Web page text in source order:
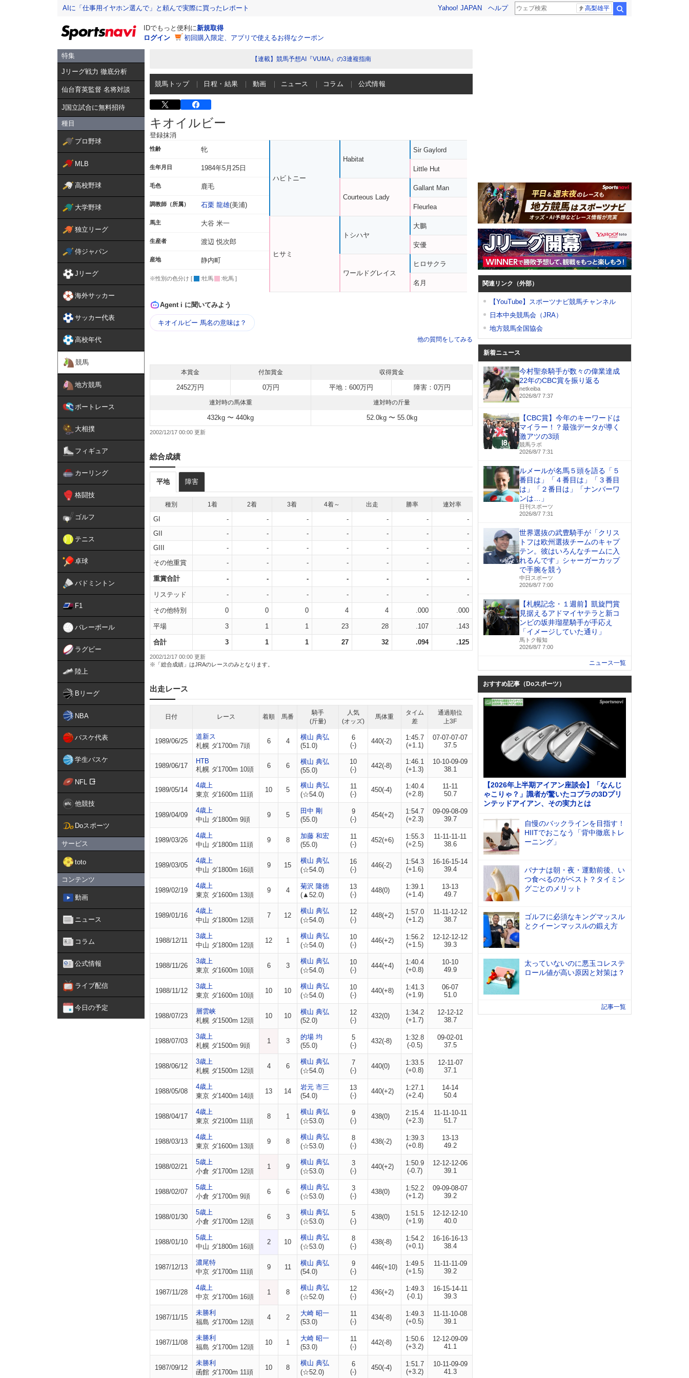
AIに「仕事用イヤホン選んで」と頼んで実際に買ったレポート Yahoo! JAPAN ヘルプ 高梨雄平
IDでもっと便利に新規取得
ログイン
初回購入限定、アプリで使えるお得なクーポン
特集
Jリーグ戦力 徹底分析
仙台育英監督 名将対談
J国立試合に無料招待
種目
プロ野球
MLB
高校野球
大学野球
独立リーグ
侍ジャパン
Jリーグ
海外サッカー
サッカー代表
高校年代
競馬
地方競馬
ボートレース
大相撲
フィギュア
カーリング
格闘技
ゴルフ
テニス
卓球
バドミントン
F1
バレーボール
ラグビー
陸上
Bリーグ
NBA
バスケ代表
学生バスケ
NFL
他競技
Doスポーツ
サービス
toto
コンテンツ
動画
ニュース
コラム
公式情報
ライブ配信
今日の予定
【連載】競馬予想AI『VUMA』の3連複指南
競馬トップ 日程・結果 動画 ニュース コラム 公式情報
キオイルビー
登録抹消
性齢 牝
生年月日 1984年5月25日
毛色 鹿毛
調教師（所属） 石栗 龍雄(美浦)
馬主 大谷 米一
生産者 渡辺 悦次郎
産地 静内町
※性別の色分け [ :牡馬 :牝馬 ]
ハビトニー
ヒサミ
Habitat
Courteous Lady
トシハヤ
ワールドグレイス
Sir Gaylord
Little Hut
Gallant Man
Fleurlea
大鵬
安優
ヒロサクラ
名月
Agent i に聞いてみよう
キオイルビー 馬名の意味は？
他の質問をしてみる
本賞金 付加賞金 収得賞金
2452万円 0万円 平地：600万円 障害：0万円
連対時の馬体重 連対時の斤量
432kg 〜 440kg 52.0kg 〜 55.0kg
2002/12/17 00:00
総合成績
平地 障害
種別 1着 2着 3着 4着～ 出走 勝率 連対率
GI - - - - - -
-
GII
- - - - - -
-
GIII
- - - - - -
-
その他重賞
- - - - - - -
重賞合計 - - - - - - -
リステッド - - - - - - -
その他特別 0 0 0 4 4 .000 .000
平場 3 1 1 23 28 .107 .143
合計 3 1 1 27 32 .094 .125
2002/12/17 00:00 更新
※「総合成績」はJRAのレースのみとなります。
出走レース
日付 レース 着順 馬番
騎手
(斤量)
人気
(オッズ)
馬体重
タイム
差
通過順位
上3F
1989/06/25
道新ス
札幌 ダ1700m 7頭
6 4
横山 典弘
(51.0)
6
(-)
440(-2)
1:45.7
(+1.1)
07-07-07-07
37.5
1989/06/17
HTB
札幌 ダ1700m 10頭
6 6
横山 典弘
(55.0)
10
(-)
442(-8)
1:46.1
(+1.3)
10-10-09-09
38.1
1989/05/14
4歳上
東京 ダ1600m 11頭
10 5
横山 典弘
(☆54.0)
11
(-)
450(-4)
1:40.4
(+2.8)
11-11
50.7
1989/04/09
4歳上
中山 ダ1800m 9頭
9 5
田中 剛
(55.0)
9
(-)
454(+2)
1:54.7
(+2.3)
09-09-08-09
39.7
1989/03/26
4歳上
中山 ダ1800m 11頭
9 8
加藤 和宏
(55.0)
11
(-)
452(+6)
1:55.3
(+2.5)
11-11-11-11
38.6
1989/03/05
4歳上
中山 ダ1800m 16頭
9 15
横山 典弘
(☆54.0)
16
(-)
446(-2)
1:54.3
(+1.6)
16-16-15-14
39.4
1989/02/19
4歳上
東京 ダ1600m 13頭
9 4
菊沢 隆徳
(▲52.0)
13
(-)
448(0)
1:39.1
(+1.4)
13-13
49.7
1989/01/16
4歳上
中山 ダ1800m 12頭
7 12
横山 典弘
(☆54.0)
12
(-)
448(+2)
1:57.0
(+1.2)
11-11-12-12
38.7
1988/12/11
3歳上
中山 ダ1800m 12頭
12 1
横山 典弘
(☆54.0)
10
(-)
446(+2)
1:56.2
(+1.5)
12-12-12-12
39.3
1988/11/26
3歳上
東京 ダ1600m 10頭
6 3
横山 典弘
(☆54.0)
10
(-)
444(+4)
1:40.4
(+0.8)
10-10
49.9
1988/11/12
3歳上
東京 ダ1600m 10頭
10 10
横山 典弘
(☆54.0)
10
(-)
440(+8)
1:41.3
(+1.9)
06-07
51.0
1988/07/23
層雲峡
札幌 ダ1500m 12頭
10 10
横山 典弘
(52.0)
12
(-)
432(0)
1:34.2
(+1.7)
12-12-12
38.7
1988/07/03
3歳上
札幌 ダ1500m 9頭
1 3
的場 均
(55.0)
5
(-)
432(-8)
1:32.8
(-0.5)
09-02-01
37.5
1988/06/12
3歳上
札幌 ダ1500m 12頭
4 6
横山 典弘
(☆54.0)
7
(-)
440(0)
1:33.5
(+0.8)
12-11-07
37.1
1988/05/08
4歳上
東京 ダ1400m 14頭
13 14
岩元 市三
(54.0)
13
(-)
440(+2)
1:27.1
(+2.4)
14-14
50.4
1988/04/17
4歳上
東京 ダ2100m 11頭
8 1
横山 典弘
(☆53.0)
9
(-)
438(0)
2:15.4
(+2.3)
11-11-10-11
51.7
1988/03/13
4歳上
東京 ダ1600m 13頭
9 8
横山 典弘
(☆53.0)
8
(-)
438(-2)
1:39.3
(+0.8)
13-13
49.2
1988/02/21
5歳上
小倉 ダ1700m 12頭
1 9
横山 典弘
(☆53.0)
3
(-)
440(+2)
1:50.9
(-0.7)
12-12-12-06
39.1
1988/02/07
5歳上
小倉 ダ1700m 9頭
6 6
横山 典弘
(☆53.0)
3
(-)
438(0)
1:52.2
(+1.2)
09-09-08-07
39.2
1988/01/30
5歳上
小倉 ダ1700m 12頭
6 3
横山 典弘
(☆53.0)
5
(-)
438(0)
1:51.5
(+1.9)
12-12-12-10
40.0
1988/01/10
5歳上
中山 ダ1800m 16頭
2 10
横山 典弘
(☆53.0)
8
(-)
438(-8)
1:54.2
(+0.1)
16-16-16-13
38.4
1987/12/13
濃尾特
中京 ダ1700m 11頭
9 11
横山 典弘
(54.0)
9
(-)
446(+10)
1:49.5
(+1.5)
11-11-11-09
39.2
1987/11/28
4歳上
中京 ダ1700m 16頭
1 8
横山 典弘
(☆52.0)
12
(-)
436(+2)
1:49.3
(-0.1)
16-15-14-11
39.3
1987/11/15
未勝利
福島 ダ1700m 12頭
4 2
大崎 昭一
(53.0)
11
(-)
434(-8)
1:49.3
(+0.5)
11-11-10-08
39.1
1987/11/08
未勝利
福島 ダ1700m 12頭
10 1
大崎 昭一
(53.0)
11
(-)
442(-8)
1:50.6
(+3.2)
12-12-09-09
41.1
1987/09/12
未勝利
函館 ダ1700m 11頭
10 8
横山 典弘
(☆52.0)
6
(-)
450(-4)
1:51.7
(+3.2)
10-11-09-09
41.3
関連リンク（外部）
【YouTube】スポーツナビ競馬チャンネル
日本中央競馬会（JRA）
地方競馬全国協会
新着ニュース
今村聖奈騎手が数々の偉業達成
22年のCBC賞を振り返る
netkeiba
2026/8/7 7:37
【CBC賞】今年のキーワードは
マイラー！？最強データが導く
激アツの3頭
競馬ラボ
2026/8/7 7:31
ルメールが名馬５頭を語る「５
番目は」「４番目は」「３番目
は」「２番目は」「ナンバーワ
ンは…」
日刊スポーツ
2026/8/7 7:31
世界選抜の武豊騎手が「クリス
トフは欧州選抜チームのキャプ
テン。彼はいろんなチームに入
れるんです」シャーガーカップ
で手腕を競う
中日スポーツ
2026/8/7 7:00
【札幌記念・１週前】凱旋門賞
見据えるアドマイヤテラと新コ
ンビの坂井瑠星騎手が手応え
「イメージしていた通り」
馬トク報知
2026/8/7 7:00
ニュース一覧
おすすめ記事（Doスポーツ）
【2026年上半期アイアン座談会】「なんじ
ゃこりゃ？」識者が驚いたコブラの3Dプリ
ンテッドアイアン、その実力とは
自慢のバックラインを目指す！
HIITでおこなう「背中徹底トレ
ーニング」
バナナは朝・夜・運動前後、い
つ食べるのがベスト？タイミン
グごとのメリット
ゴルフに必須なキングマッスル
とクイーンマッスルの鍛え方
太っていないのに悪玉コレステ
ロール値が高い原因と対策は？
記事一覧